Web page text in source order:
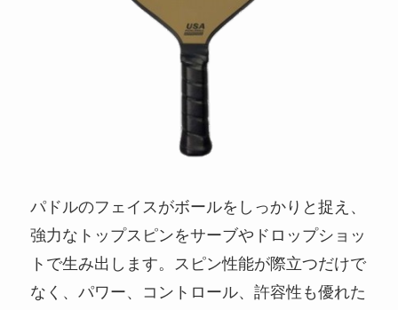
パドルのフェイスがボールをしっかりと捉え、
強力なトップスピンをサーブやドロップショッ
トで生み出します。スピン性能が際立つだけで
なく、パワー、コントロール、許容性も優れた